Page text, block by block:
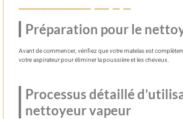
Préparation pour le
Avant de commencer, vérifiez que votre matelas est
votre aspirateur pour éliminer la poussière et les cheveux.
Processus détaillé
nettoyeur vapeur